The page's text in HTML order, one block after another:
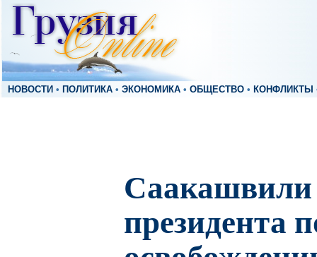
НОВОСТИ • ПОЛИТИКА • ЭКОНОМИКА • ОБЩЕСТВО • КОНФЛИКТЫ
Саакашвили
президента